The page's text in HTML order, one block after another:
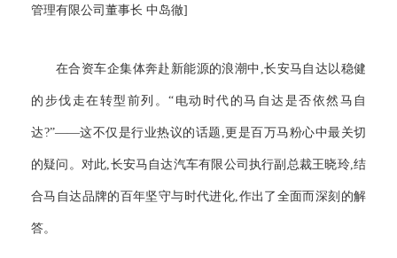
管理有限公司董事长 中岛徹]
在合资车企集体奔赴新能源的浪潮中,长安马自达以稳健
的步伐走在转型前列。“电动时代的马自达是否依然马自
达?”——这不仅是行业热议的话题,更是百万马粉心中最关切
的疑问。对此,长安马自达汽车有限公司执行副总裁王晓玲,结
合马自达品牌的百年坚守与时代进化,作出了全面而深刻的解
答。